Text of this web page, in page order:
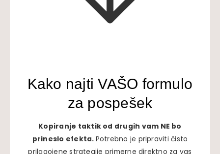
Kako najti VAŠO formulo
za pospešek
Kopiranje taktik od drugih vam NE bo
prineslo efekta. Potrebno je pripraviti čisto
prilagojene strategije primerne direktno za vas